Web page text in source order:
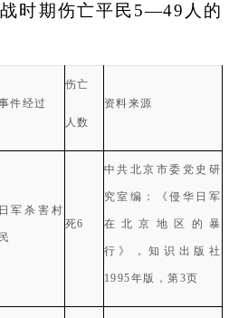
期伤亡平民5—49人的
件经过
伤亡
人数
资料来源
日军杀害村
民
死6
中共北京市委党史研
究室编：《侵华日军
在北京地区的暴
行》，知识出版社
1995年版，第3页